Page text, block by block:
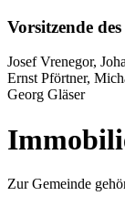
Vorsitzende
Josef Vrenegor,
Ernst Pförtner,
Georg Gläser
Zur Gemeinde